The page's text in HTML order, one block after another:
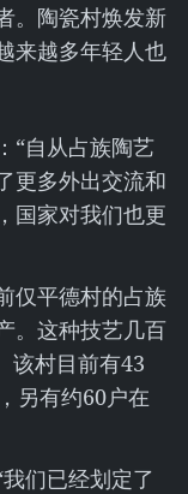
。陶瓷村焕发新
来越多年轻人也
“自从占族陶艺
更多外出交流和
国家对我们也更
仅平德村的占族
。这种技艺几百
该村目前有43
另有约60户在
们已经划定了